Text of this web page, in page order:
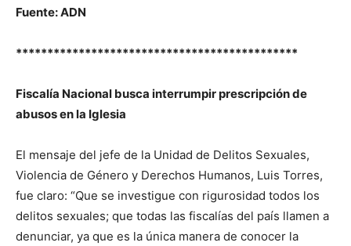
Fuente: ADN
*********************************************
Fiscalía Nacional busca interrumpir prescripción de
abusos en la Iglesia
El mensaje del jefe de la Unidad de Delitos Sexuales,
Violencia de Género y Derechos Humanos, Luis Torres,
fue claro: “Que se investigue con rigurosidad todos los
delitos sexuales; que todas las fiscalías del país llamen a
denunciar, ya que es la única manera de conocer la